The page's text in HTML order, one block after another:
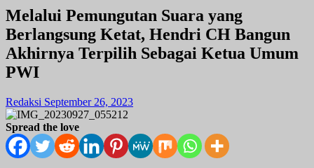
Melalui Pemungutan Suara yang
Berlangsung Ketat, Hendri CH Bangun
Akhirnya Terpilih Sebagai Ketua Umum
PWI
Redaksi September 26, 2023
Spread the love